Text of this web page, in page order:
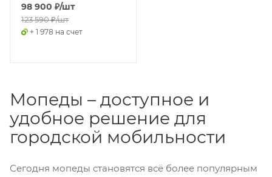
98 900 ₽/шт
123 590₽/шт
+ 1 978 на счет
Мопеды – доступное и
удобное решение для
городской мобильности
Сегодня мопеды становятся всё более популярным